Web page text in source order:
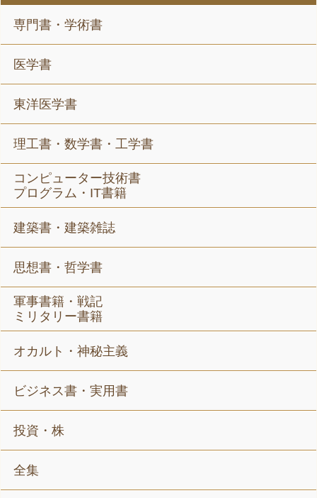
専門書・学術書
医学書
東洋医学書
理工書・数学書・工学書
コンピューター技術書
プログラム・IT書籍
建築書・建築雑誌
思想書・哲学書
軍事書籍・戦記
ミリタリー書籍
オカルト・神秘主義
ビジネス書・実用書
投資・株
全集